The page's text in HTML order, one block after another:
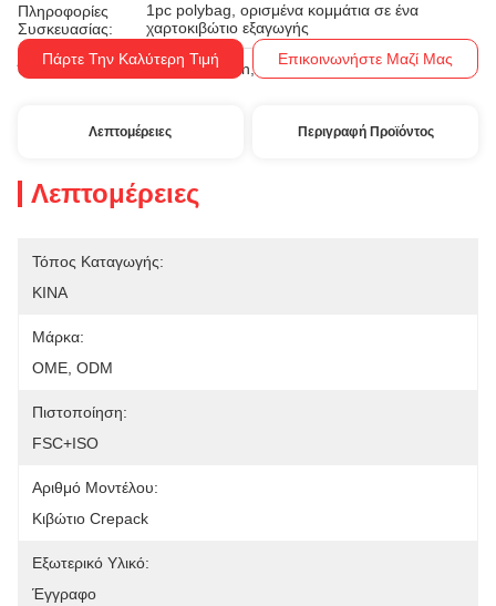
Πληροφορίες
Συσκευασίας:
1pc polybag, ορισμένα κομμάτια σε ένα
χαρτοκιβώτιο εξαγωγής
Όροι Πληρωμής: Western Union, T/T
Πάρτε Την Καλύτερη Τιμή Επικοινωνήστε Μαζί Μας
Λεπτομέρειες Περιγραφή Προϊόντος
Λεπτομέρειες
Τόπος Καταγωγής:
ΚΙΝΑ
Μάρκα:
OME, ODM
Πιστοποίηση:
FSC+ISO
Αριθμό Μοντέλου:
Κιβώτιο Crepack
Εξωτερικό Υλικό:
Έγγραφο